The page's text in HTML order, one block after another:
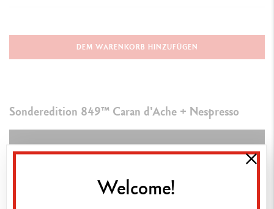
Kugelschreiber
recycelten Nespresso-Kapseln
Optik, die durch einen Lackierungsprozess mit Perlmutt erzielt wird
Clip und Knopf aus Metall
DEM WARENKORB HINZUFÜGEN
Sonderedition 849™ Caran d'Ache + Nespresso
Welcome!